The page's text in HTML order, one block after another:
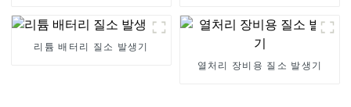
리튬 배터리 질소 발생기
열처리 장비용 질소 발생기